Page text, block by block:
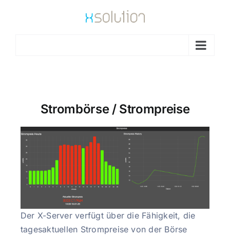
Strombörse / Strompreise
Der X-Server verfügt über die Fähigkeit, die
tagesaktuellen Strompreise von der Börse